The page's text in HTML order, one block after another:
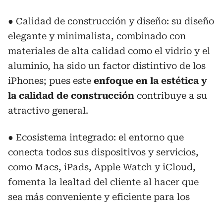
● Calidad de construcción y diseño: su diseño
elegante y minimalista, combinado con
materiales de alta calidad como el vidrio y el
aluminio, ha sido un factor distintivo de los
iPhones; pues este enfoque en la estética y
la calidad de construcción contribuye a su
atractivo general.
● Ecosistema integrado: el entorno que
conecta todos sus dispositivos y servicios,
como Macs, iPads, Apple Watch y iCloud,
fomenta la lealtad del cliente al hacer que
sea más conveniente y eficiente para los